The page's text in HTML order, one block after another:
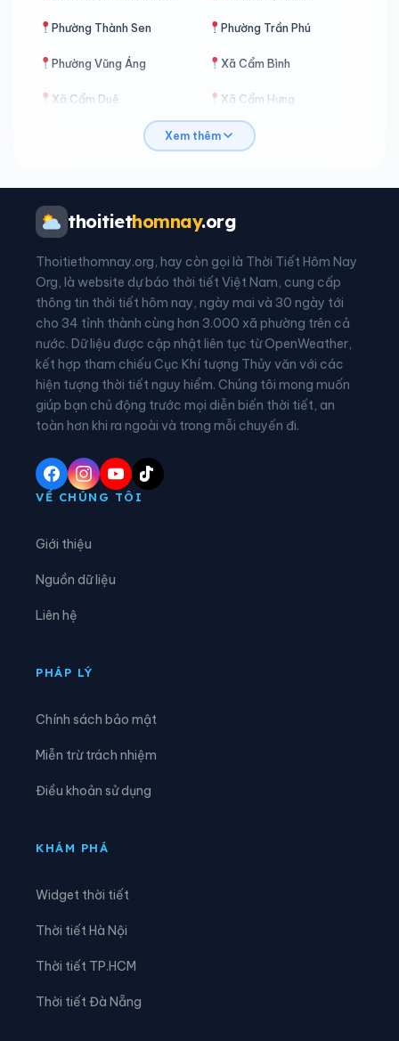
Phường Thành Sen Phường Trần Phú
Phường Vũng Áng Xã Cẩm Bình
Xã Cẩm Duệ Xã Cẩm Hưng
Xã Cẩm Trung
Xã Cổ Đạm
Xã Đông Kinh
Xã Đồng Tiến Xã Đức Đồng
Xã Đức Minh Xã Đức Quang
Xã Đức Thịnh Xã Đức Thọ
Xã Gia Hanh Xã Hà Linh
Xã Hồng Lộc Xã Hương Đô
Xã Hương Khê
Xã Hương Sơn
Xã Lộc Hà
Xã Sơn Tiến
Xem thêm
thoitiethomnay.org
Thoitiethomnay.org, hay còn gọi là Thời Tiết Hôm Nay
Org, là website dự báo thời tiết Việt Nam, cung cấp
thông tin thời tiết hôm nay, ngày mai và 30 ngày tới
cho 34 tỉnh thành cùng hơn 3.000 xã phường trên cả
nước. Dữ liệu được cập nhật liên tục từ OpenWeather,
kết hợp tham chiếu Cục Khí tượng Thủy văn với các
hiện tượng thời tiết nguy hiểm. Chúng tôi mong muốn
giúp bạn chủ động trước mọi diễn biến thời tiết, an
toàn hơn khi ra ngoài và trong mỗi chuyến đi.
VỀ CHÚNG TÔI
Giới thiệu
Nguồn dữ liệu
Liên hệ
PHÁP LÝ
Chính sách bảo mật
Miễn trừ trách nhiệm
Điều khoản sử dụng
KHÁM PHÁ
Widget thời tiết
Thời tiết Hà Nội
Thời tiết TP.HCM
Thời tiết Đà Nẵng